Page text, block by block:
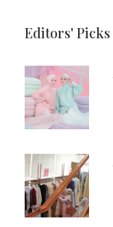
Editors' Picks